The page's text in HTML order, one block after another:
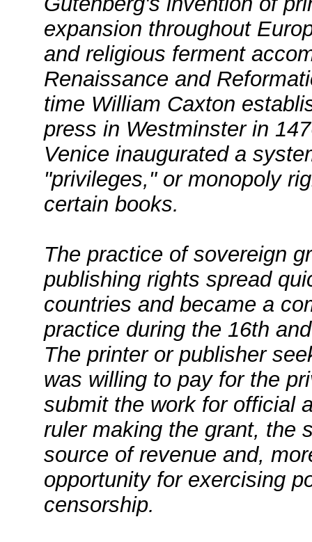
expansion throughout
and religious ferment
Renaissance and
time William Caxton
press in Westminster in
Venice inaugurated a
"privileges," or monopoly
certain books.
The practice of sovereign
publishing rights spread
countries and became a
practice during the 16th
The printer or publisher
was willing to pay for the
submit the work for official
ruler making the grant, the
source of revenue and,
opportunity for exercising
censorship.